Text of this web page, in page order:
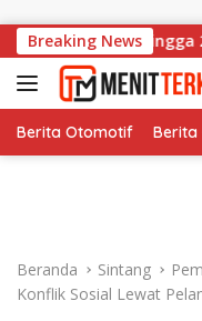
Breaking News
Aman hingga 2027
Berita Otomotif Berita
Beranda Sintang
Konflik Sosial Lewat